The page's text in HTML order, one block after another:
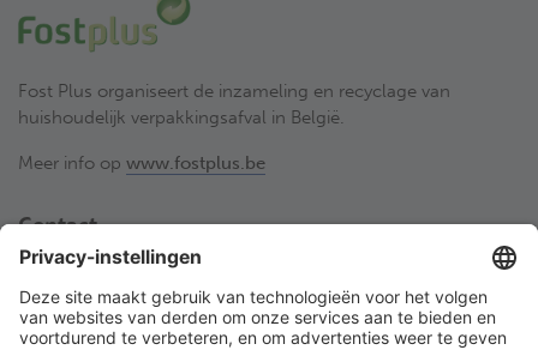
Fost Plus organiseert de inzameling en recyclage van
huishoudelijk verpakkingsafval in België.
Meer info op www.fostplus.be
Contact
Fost Plus VZW
Olympiadenlaan 2
BE-1140 Brussel